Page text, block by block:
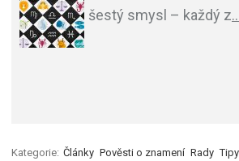
šestý smysl – každý z
Kategorie: Články Pověsti o znamení Rady